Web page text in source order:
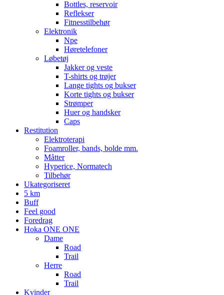
Bottles, reservoir
Reflekser
Fitnesstilbehør
Elektronik
Npe
Høretelefoner
Løbetøj
Jakker og veste
T-shirts og trøjer
Lange tights og bukser
Korte tights og bukser
Strømper
Huer og handsker
Caps
Restitution
Elektroterapi
Foamroller, bands, bolde mm.
Måtter
Hyperice, Normatech
Tilbehør
Ukategoriseret
5 km
Buff
Feel good
Foredrag
Hoka ONE ONE
Dame
Road
Trail
Herre
Road
Trail
Kvinder